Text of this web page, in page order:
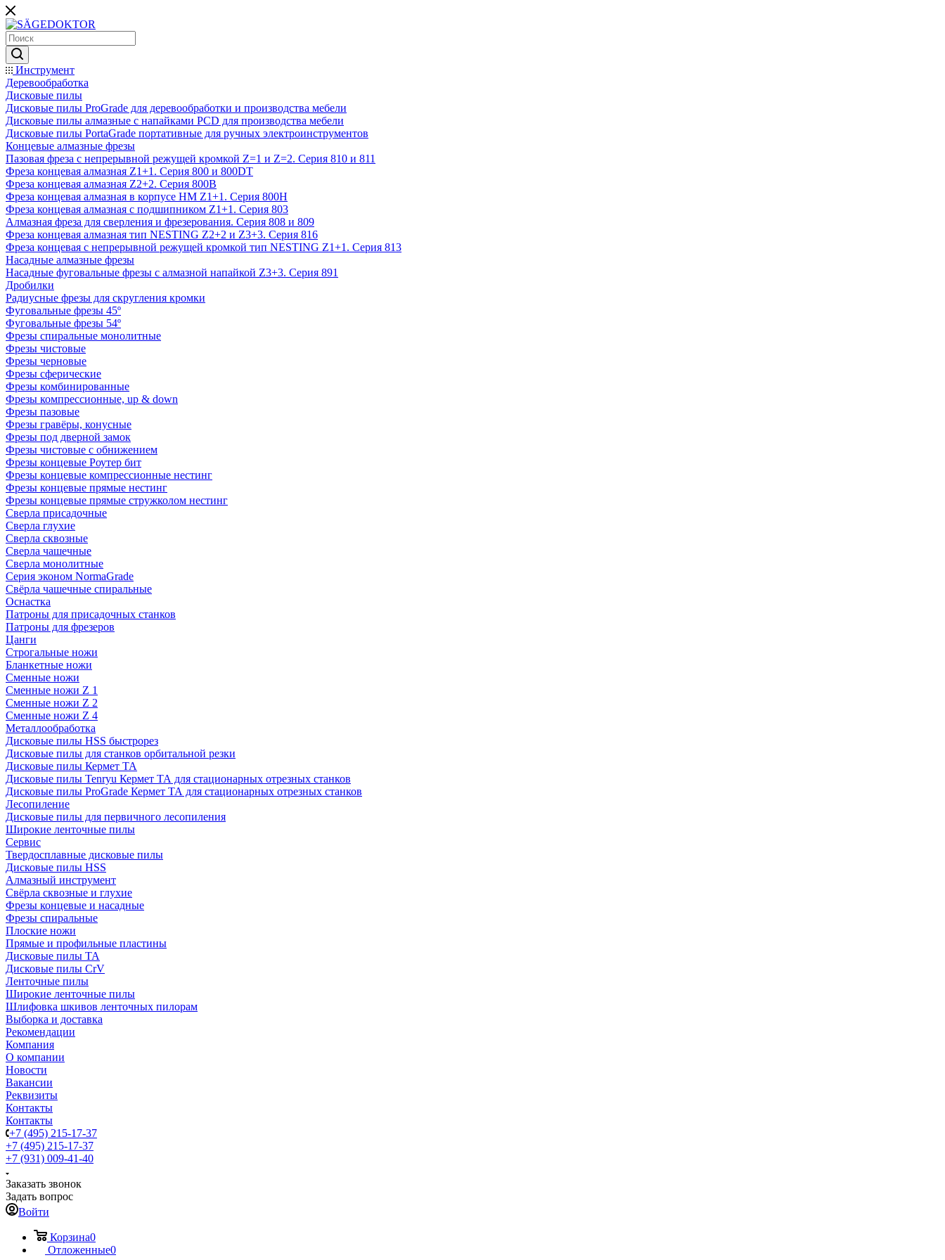
Инструмент
Деревообработка
Дисковые пилы
Дисковые пилы ProGrade для деревообработки и производства мебели
Дисковые пилы алмазные с напайками PCD для производства мебели
Дисковые пилы PortaGrade портативные для ручных электроинструментов
Концевые алмазные фрезы
Пазовая фреза с непрерывной режущей кромкой Z=1 и Z=2. Серия 810 и 811
Фреза концевая алмазная Z1+1. Серия 800 и 800DT
Фреза концевая алмазная Z2+2. Серия 800B
Фреза концевая алмазная в корпусе НМ Z1+1. Серия 800H
Фреза концевая алмазная с подшипником Z1+1. Серия 803
Алмазная фреза для сверления и фрезерования. Серия 808 и 809
Фреза концевая алмазная тип NESTING Z2+2 и Z3+3. Серия 816
Фреза концевая с непрерывной режущей кромкой тип NESTING Z1+1. Серия 813
Насадные алмазные фрезы
Насадные фуговальные фрезы с алмазной напайкой Z3+3. Серия 891
Дробилки
Радиусные фрезы для скругления кромки
Фуговальные фрезы 45º
Фуговальные фрезы 54º
Фрезы спиральные монолитные
Фрезы чистовые
Фрезы черновые
Фрезы сферические
Фрезы комбинированные
Фрезы компрессионные, up & down
Фрезы пазовые
Фрезы гравёры, конусные
Фрезы под дверной замок
Фрезы чистовые с обнижением
Фрезы концевые Роутер бит
Фрезы концевые компрессионные нестинг
Фрезы концевые прямые нестинг
Фрезы концевые прямые стружколом нестинг
Сверла присадочные
Сверла глухие
Сверла сквозные
Сверла чашечные
Сверла монолитные
Серия эконом NormaGrade
Свёрла чашечные спиральные
Оснастка
Патроны для присадочных станков
Патроны для фрезеров
Цанги
Строгальные ножи
Бланкетные ножи
Сменные ножи
Сменные ножи Z 1
Сменные ножи Z 2
Сменные ножи Z 4
Металлообработка
Дисковые пилы HSS быстрорез
Дисковые пилы для станков орбитальной резки
Дисковые пилы Кермет ТА
Дисковые пилы Tenryu Кермет ТА для стационарных отрезных станков
Дисковые пилы ProGrade Кермет ТА для стационарных отрезных станков
Лесопиление
Дисковые пилы для первичного лесопиления
Широкие ленточные пилы
Сервис
Твердосплавные дисковые пилы
Дисковые пилы HSS
Алмазный инструмент
Свёрла сквозные и глухие
Фрезы концевые и насадные
Фрезы спиральные
Плоские ножи
Прямые и профильные пластины
Дисковые пилы TA
Дисковые пилы CrV
Ленточные пилы
Широкие ленточные пилы
Шлифовка шкивов ленточных пилорам
Выборка и доставка
Рекомендации
Компания
О компании
Новости
Вакансии
Реквизиты
Контакты
Контакты
+7 (495) 215-17-37
+7 (495) 215-17-37
+7 (931) 009-41-40
Заказать звонок
Задать вопрос
Войти
Корзина0
Отложенные0